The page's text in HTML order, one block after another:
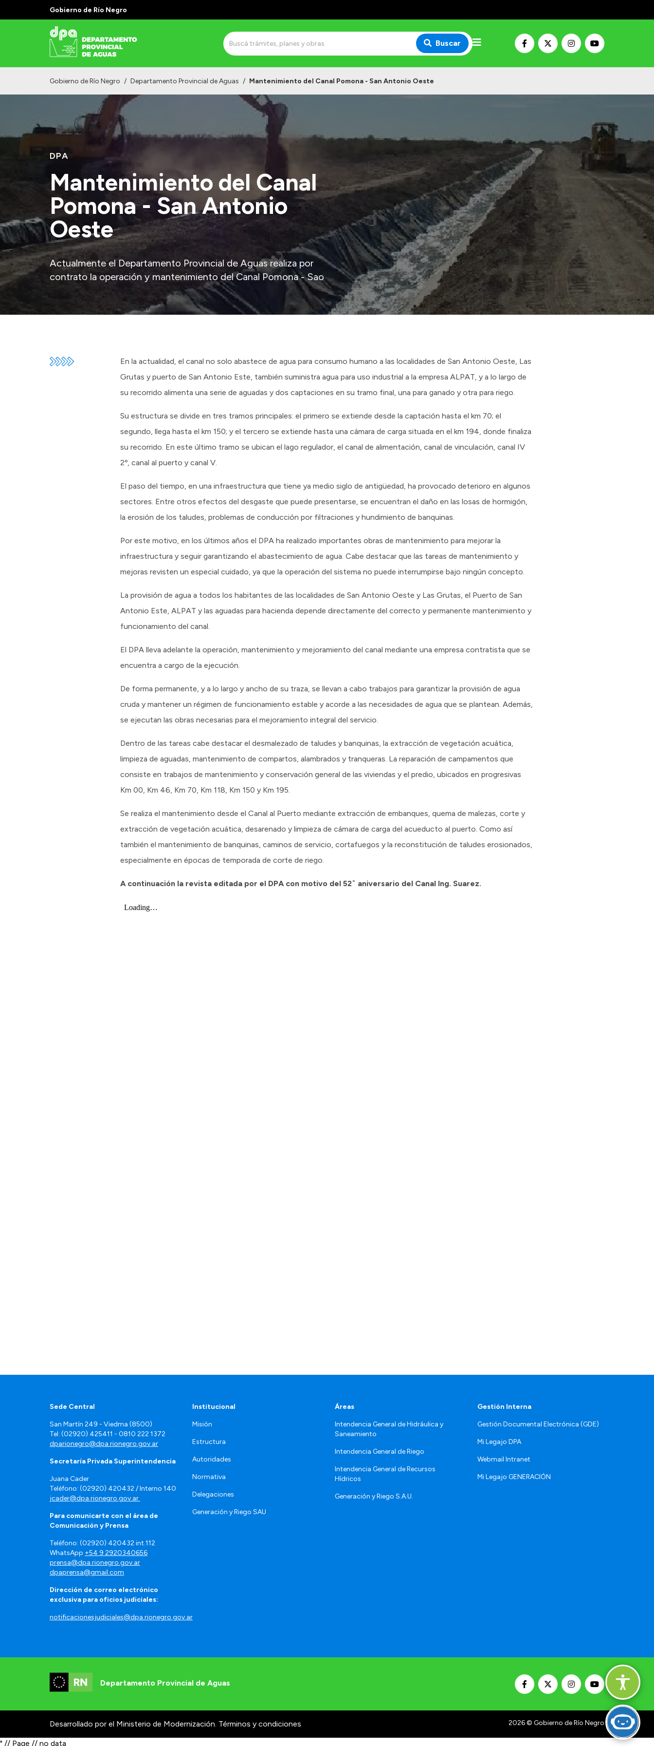
Gobierno de Río Negro
Buscar
Gobierno de Río Negro / Departamento Provincial de Aguas / Mantenimiento del Canal Pomona - San Antonio Oeste
DPA
Mantenimiento del Canal
Pomona - San Antonio
Oeste
Actualmente el Departamento Provincial de Aguas realiza por
contrato la operación y mantenimiento del Canal Pomona - Sao
En la actualidad, el canal no solo abastece de agua para consumo humano a las localidades de San Antonio Oeste, Las
Grutas y puerto de San Antonio Este, también suministra agua para uso industrial a la empresa ALPAT, y a lo largo de
su recorrido alimenta una serie de aguadas y dos captaciones en su tramo final, una para ganado y otra para riego.
Su estructura se divide en tres tramos principales: el primero se extiende desde la captación hasta el km 70; el
segundo, llega hasta el km 150; y el tercero se extiende hasta una cámara de carga situada en el km 194, donde finaliza
su recorrido. En este último tramo se ubican el lago regulador, el canal de alimentación, canal de vinculación, canal IV
2º, canal al puerto y canal V.
El paso del tiempo, en una infraestructura que tiene ya medio siglo de antigüedad, ha provocado deterioro en algunos
sectores. Entre otros efectos del desgaste que puede presentarse, se encuentran el daño en las losas de hormigón,
la erosión de los taludes, problemas de conducción por filtraciones y hundimiento de banquinas.
Por este motivo, en los últimos años el DPA ha realizado importantes obras de mantenimiento para mejorar la
infraestructura y seguir garantizando el abastecimiento de agua. Cabe destacar que las tareas de mantenimiento y
mejoras revisten un especial cuidado, ya que la operación del sistema no puede interrumpirse bajo ningún concepto.
La provisión de agua a todos los habitantes de las localidades de San Antonio Oeste y Las Grutas, el Puerto de San
Antonio Este, ALPAT y las aguadas para hacienda depende directamente del correcto y permanente mantenimiento y
funcionamiento del canal.
El DPA lleva adelante la operación, mantenimiento y mejoramiento del canal mediante una empresa contratista que se
encuentra a cargo de la ejecución.
De forma permanente, y a lo largo y ancho de su traza, se llevan a cabo trabajos para garantizar la provisión de agua
cruda y mantener un régimen de funcionamiento estable y acorde a las necesidades de agua que se plantean. Además,
se ejecutan las obras necesarias para el mejoramiento integral del servicio.
Dentro de las tareas cabe destacar el desmalezado de taludes y banquinas, la extracción de vegetación acuática,
limpieza de aguadas, mantenimiento de compartos, alambrados y tranqueras. La reparación de campamentos que
consiste en trabajos de mantenimiento y conservación general de las viviendas y el predio, ubicados en progresivas
Km 00, Km 46, Km 70, Km 118, Km 150 y Km 195.
Se realiza el mantenimiento desde el Canal al Puerto mediante extracción de embanques, quema de malezas, corte y
extracción de vegetación acuática, desarenado y limpieza de cámara de carga del acueducto al puerto. Como así
también el mantenimiento de banquinas, caminos de servicio, cortafuegos y la reconstitución de taludes erosionados,
especialmente en épocas de temporada de corte de riego.
A continuación la revista editada por el DPA con motivo del 52˚ aniversario del Canal Ing. Suarez.
Sede Central
San Martín 249 - Viedma (8500)
Tel: (02920) 425411 - 0810 222 1372
dparionegro@dpa.rionegro.gov.ar
Secretaría Privada Superintendencia
Juana Cader
Teléfono: (02920) 420432 / Interno 140
jcader@dpa.rionegro.gov.ar
Para comunicarte con el área de
Comunicación y Prensa
Teléfono: (02920) 420432 int.112
WhatsApp +54 9 2920340656
prensa@dpa.rionegro.gov.ar
dpaprensa@gmail.com
Dirección de correo electrónico
exclusiva para oficios judiciales:
notificacionesjudiciales@dpa.rionegro.gov.ar
Institucional
Misión
Estructura
Autoridades
Normativa
Delegaciones
Generación y Riego SAU
Áreas
Intendencia General de Hidráulica y
Saneamiento
Intendencia General de Riego
Intendencia General de Recursos
Hídricos
Generación y Riego S.A.U.
Gestión Interna
Gestión Documental Electrónica (GDE)
Mi Legajo DPA
Webmail Intranet
Mi Legajo GENERACIÓN
Departamento Provincial de Aguas
Desarrollado por el Ministerio de Modernización. Términos y condiciones 2026© Gobierno de Río Negro
" // Page // no data